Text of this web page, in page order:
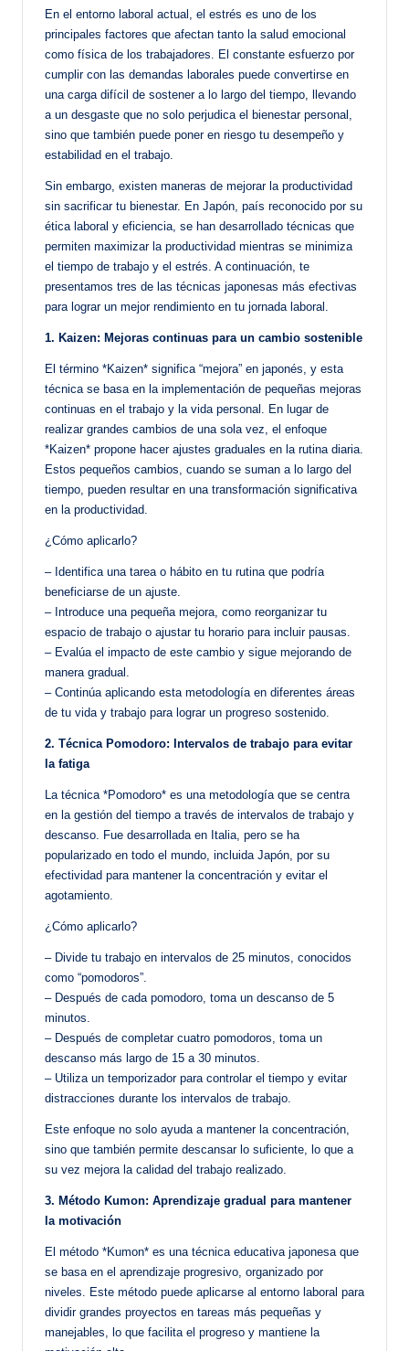
En el entorno laboral actual, el estrés es uno de los
principales factores que afectan tanto la salud emocional
como física de los trabajadores. El constante esfuerzo por
cumplir con las demandas laborales puede convertirse en
una carga difícil de sostener a lo largo del tiempo, llevando
a un desgaste que no solo perjudica el bienestar personal,
sino que también puede poner en riesgo tu desempeño y
estabilidad en el trabajo.
Sin embargo, existen maneras de mejorar la productividad
sin sacrificar tu bienestar. En Japón, país reconocido por su
ética laboral y eficiencia, se han desarrollado técnicas que
permiten maximizar la productividad mientras se minimiza
el tiempo de trabajo y el estrés. A continuación, te
presentamos tres de las técnicas japonesas más efectivas
para lograr un mejor rendimiento en tu jornada laboral.
1. Kaizen: Mejoras continuas para un cambio sostenible
El término *Kaizen* significa “mejora” en japonés, y esta
técnica se basa en la implementación de pequeñas mejoras
continuas en el trabajo y la vida personal. En lugar de
realizar grandes cambios de una sola vez, el enfoque
*Kaizen* propone hacer ajustes graduales en la rutina diaria.
Estos pequeños cambios, cuando se suman a lo largo del
tiempo, pueden resultar en una transformación significativa
en la productividad.
¿Cómo aplicarlo?
– Identifica una tarea o hábito en tu rutina que podría
beneficiarse de un ajuste.
– Introduce una pequeña mejora, como reorganizar tu
espacio de trabajo o ajustar tu horario para incluir pausas.
– Evalúa el impacto de este cambio y sigue mejorando de
manera gradual.
– Continúa aplicando esta metodología en diferentes áreas
de tu vida y trabajo para lograr un progreso sostenido.
2. Técnica Pomodoro: Intervalos de trabajo para evitar
la fatiga
La técnica *Pomodoro* es una metodología que se centra
en la gestión del tiempo a través de intervalos de trabajo y
descanso. Fue desarrollada en Italia, pero se ha
popularizado en todo el mundo, incluida Japón, por su
efectividad para mantener la concentración y evitar el
agotamiento.
¿Cómo aplicarlo?
– Divide tu trabajo en intervalos de 25 minutos, conocidos
como “pomodoros”.
– Después de cada pomodoro, toma un descanso de 5
minutos.
– Después de completar cuatro pomodoros, toma un
descanso más largo de 15 a 30 minutos.
– Utiliza un temporizador para controlar el tiempo y evitar
distracciones durante los intervalos de trabajo.
Este enfoque no solo ayuda a mantener la concentración,
sino que también permite descansar lo suficiente, lo que a
su vez mejora la calidad del trabajo realizado.
3. Método Kumon: Aprendizaje gradual para mantener
la motivación
El método *Kumon* es una técnica educativa japonesa que
se basa en el aprendizaje progresivo, organizado por
niveles. Este método puede aplicarse al entorno laboral para
dividir grandes proyectos en tareas más pequeñas y
manejables, lo que facilita el progreso y mantiene la